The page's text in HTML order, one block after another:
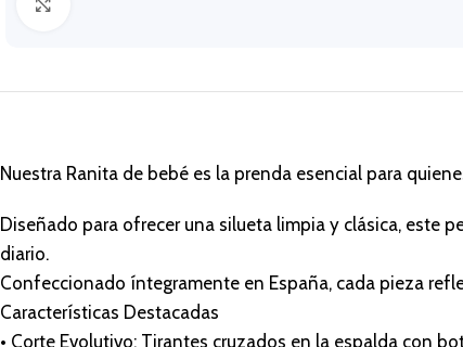
Nuestra Ranita de bebé es la prenda esencial para
Diseñado para ofrecer una silueta limpia y clásica, este
diario.
Confeccionado íntegramente en España, cada pieza
Características Destacadas
• Corte Evolutivo: Tirantes cruzados en la espalda con